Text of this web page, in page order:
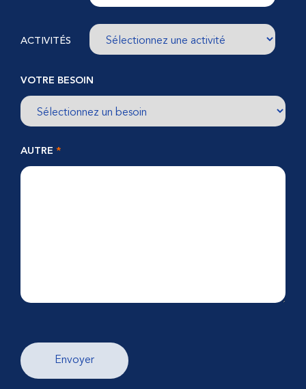
ACTIVITÉS
VOTRE BESOIN
AUTRE *